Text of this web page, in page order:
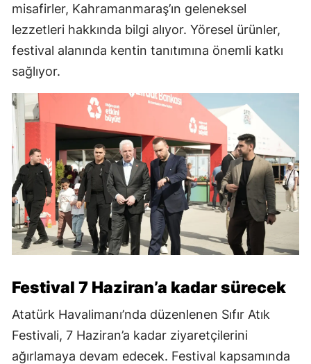
misafirler, Kahramanmaraş’ın geleneksel
lezzetleri hakkında bilgi alıyor. Yöresel ürünler,
festival alanında kentin tanıtımına önemli katkı
sağlıyor.
Festival 7 Haziran’a kadar sürecek
Atatürk Havalimanı’nda düzenlenen Sıfır Atık
Festivali, 7 Haziran’a kadar ziyaretçilerini
ağırlamaya devam edecek. Festival kapsamında